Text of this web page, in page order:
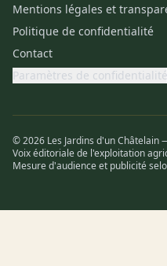
Mentions légales et
Politique de confidentialité
Contact
Paramètres de confidentialité
© 2026 Les Jardins d'un Châtelain
Voix éditoriale de l'exploitation
Mesure d'audience et publicité